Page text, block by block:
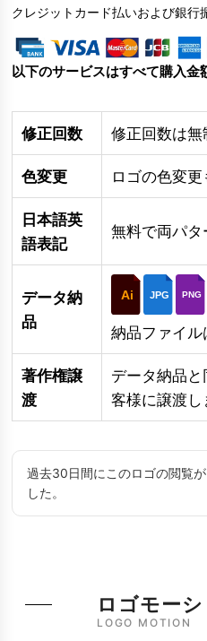
クレジットカード払いおよび銀行
以下のサービスはすべて購入金
修正回数 修正回数は無
色変更 ロゴの色変
日本語英
語表記
無料で両パタ
データ納
品
Ai JPG PNG
納品ファイル
著作権譲
渡
データ納品
客様に譲渡し
過去30日間にこのロゴの閲覧が
した。
LOGO MOTION
ロゴモー